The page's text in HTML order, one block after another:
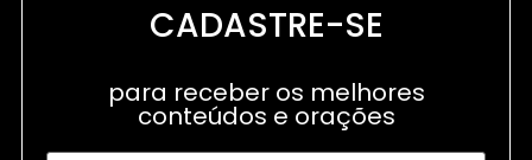
CADASTRE-SE
para receber os melhores
conteúdos e orações